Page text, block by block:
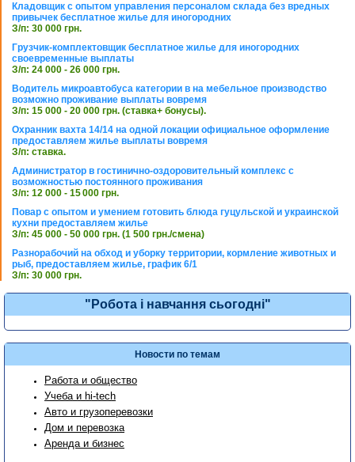
Кладовщик с опытом управления персоналом склада без вредных
привычек бесплатное жилье для иногородних
З/п: 30 000 грн.
Грузчик-комплектовщик бесплатное жилье для иногородних
своевременные выплаты
З/п: 24 000 - 26 000 грн.
Водитель микроавтобуса категории в на мебельное производство
возможно проживание выплаты вовремя
З/п: 15 000 - 20 000 грн. (ставка+ бонусы).
Охранник вахта 14/14 на одной локации официальное оформление
предоставляем жилье выплаты вовремя
З/п: ставка.
Администратор в гостинично-оздоровительный комплекс с
возможностью постоянного проживания
З/п: 12 000 - 15 000 грн.
Повар с опытом и умением готовить блюда гуцульской и украинской
кухни предоставляем жилье
З/п: 45 000 - 50 000 грн. (1 500 грн./смена)
Разнорабочий на обход и уборку территории, кормление животных и
рыб, предоставляем жилье, график 6/1
З/п: 30 000 грн.
"Робота і навчання сьогодні"
Новости по темам
Работа и общество
Учеба и hi-tech
Авто и грузоперевозки
Дом и перевозка
Аренда и бизнес